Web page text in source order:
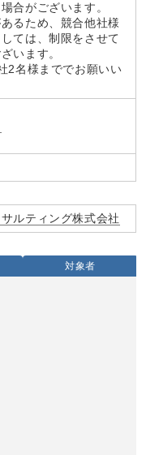
合がございます。
るため、競合他社様
ては、制限をさせて
います。
2名様まででお願いい
ルティング株式会社
対象者